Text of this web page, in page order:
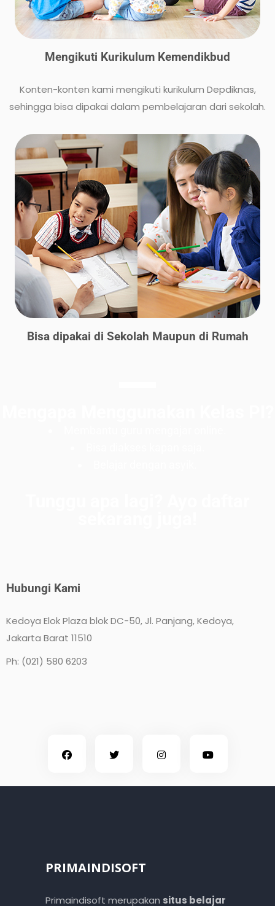
Mengikuti Kurikulum Kemendikbud
Konten-konten kami mengikuti kurikulum Depdiknas,
sehingga bisa dipakai dalam pembelajaran dari sekolah.
Bisa dipakai di Sekolah Maupun di Rumah
Hubungi Kami
Kedoya Elok Plaza blok DC-50, Jl. Panjang, Kedoya,
Jakarta Barat 11510
Ph: (021) 580 6203
PRIMAINDISOFT
Primaindisoft merupakan situs belajar